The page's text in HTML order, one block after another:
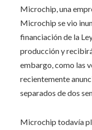
Microchip, una
Microchip se vio
financiación de la
producción y
embargo, como las
recientemente
separados de dos
Microchip todavía